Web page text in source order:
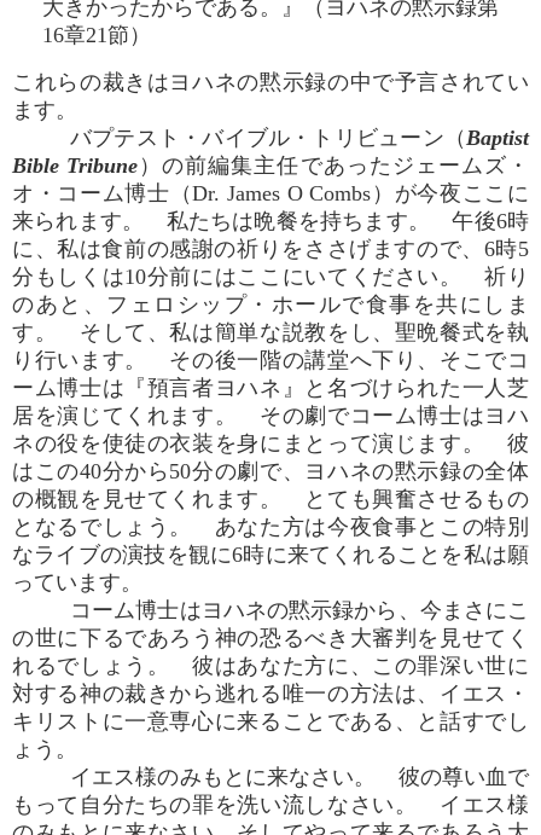
大きかったからである。』（ヨハネの黙示録第
16章21節）
これらの裁きはヨハネの黙示録の中で予言されてい
ます。
バプテスト・バイブル・トリビューン（Baptist
Bible Tribune ）の前編集主任であったジェームズ・
オ・コーム博士（Dr. James O Combs）が今夜ここに
来られます。 私たちは晩餐を持ちます。 午後6時
に、私は食前の感謝の祈りをささげますので、6時5
分もしくは10分前にはここにいてください。 祈り
のあと、フェロシップ・ホールで食事を共にしま
す。 そして、私は簡単な説教をし、聖晩餐式を執
り行います。 その後一階の講堂へ下り、そこでコ
ーム博士は『預言者ヨハネ』と名づけられた一人芝
居を演じてくれます。 その劇でコーム博士はヨハ
ネの役を使徒の衣装を身にまとって演じます。 彼
はこの40分から50分の劇で、ヨハネの黙示録の全体
の概観を見せてくれます。 とても興奮させるもの
となるでしょう。 あなた方は今夜食事とこの特別
なライブの演技を観に6時に来てくれることを私は願
っています。
コーム博士はヨハネの黙示録から、今まさにこ
の世に下るであろう神の恐るべき大審判を見せてく
れるでしょう。 彼はあなた方に、この罪深い世に
対する神の裁きから逃れる唯一の方法は、イエス・
キリストに一意専心に来ることである、と話すでし
ょう。
イエス様のみもとに来なさい。 彼の尊い血で
もって自分たちの罪を洗い流しなさい。 イエス様